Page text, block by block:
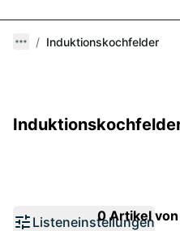
Induktionskochfelder
Listeneinstellungen
0 Artikel